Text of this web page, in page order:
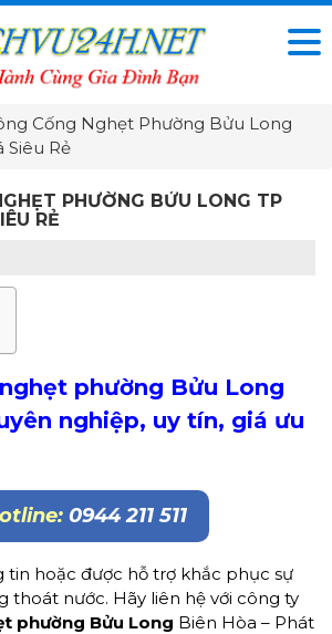
Cống Nghẹt Phường Bửu Long
Siêu Rẻ
PHƯỜNG BỬU LONG TP
RẺ
phường Bửu Long
nghiệp, uy tín, giá ưu
0944 211 511
hoặc được hỗ trợ khắc phục sự
thoát nước. Hãy liên hệ với công ty
phường Bửu Long Biên Hòa – Phát